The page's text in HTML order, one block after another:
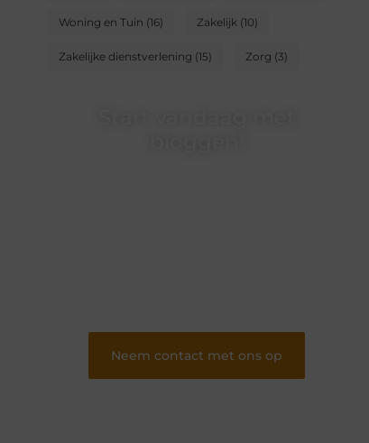
Woning en Tuin (16) Zakelijk (10)
Zakelijke dienstverlening (15) Zorg (3)
Neem contact met ons op